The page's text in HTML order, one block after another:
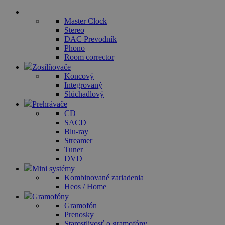
Master Clock
Stereo
DAC Prevodník
Phono
Room corrector
Zosilňovače
Koncový
Integrovaný
Slúchadlový
Prehrávače
CD
SACD
Blu-ray
Streamer
Tuner
DVD
Mini systémy
Kombinované zariadenia
Heos / Home
Gramofóny
Gramofón
Prenosky